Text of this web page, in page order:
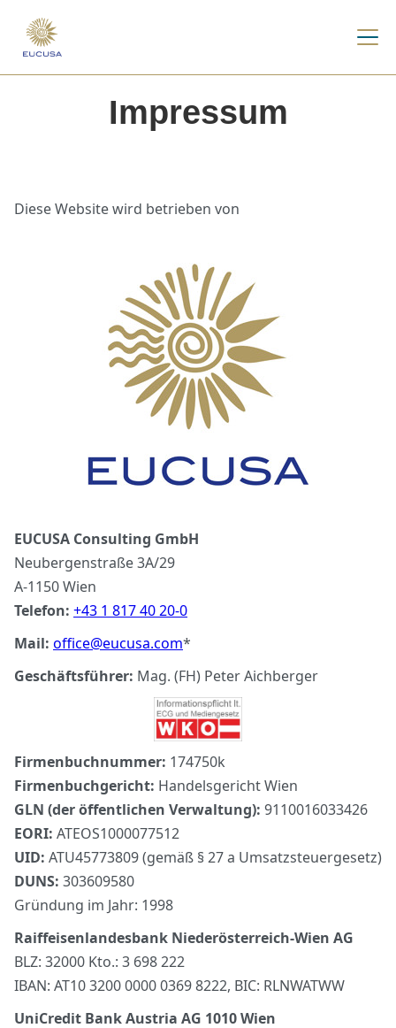
Impressum
Diese Website wird betrieben von
EUCUSA Consulting GmbH
Neubergenstraße 3A/29
A-1150 Wien
Telefon: +43 1 817 40 20-0
Mail: office@eucusa.com*
Geschäftsführer: Mag. (FH) Peter Aichberger
Firmenbuchnummer: 174750k
Firmenbuchgericht: Handelsgericht Wien
GLN (der öffentlichen Verwaltung): 9110016033426
EORI: ATEOS1000077512
UID: ATU45773809 (gemäß § 27 a Umsatzsteuergesetz)
DUNS: 303609580
Gründung im Jahr: 1998
Raiffeisenlandesbank Niederösterreich-Wien AG
BLZ: 32000 Kto.: 3 698 222
IBAN: AT10 3200 0000 0369 8222, BIC: RLNWATWW
UniCredit Bank Austria AG 1010 Wien